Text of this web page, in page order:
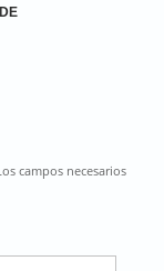
campos necesarios